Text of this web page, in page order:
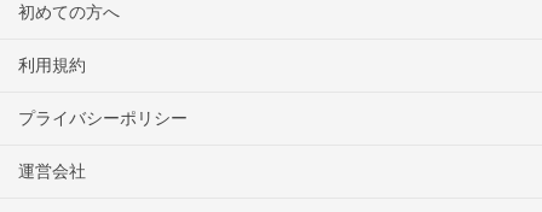
初めての方へ
利用規約
プライバシーポリシー
運営会社